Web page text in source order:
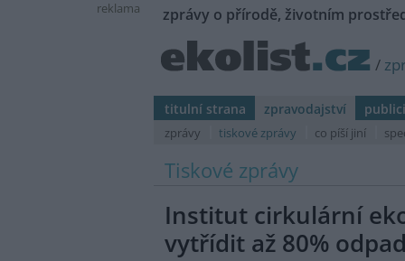
reklama zprávy o přírodě, životním
/
titulní strana zpravodajství
zprávy tiskové zprávy co píší jiní
Tiskové zprávy
Institut cirkulární
vytřídit až 80%